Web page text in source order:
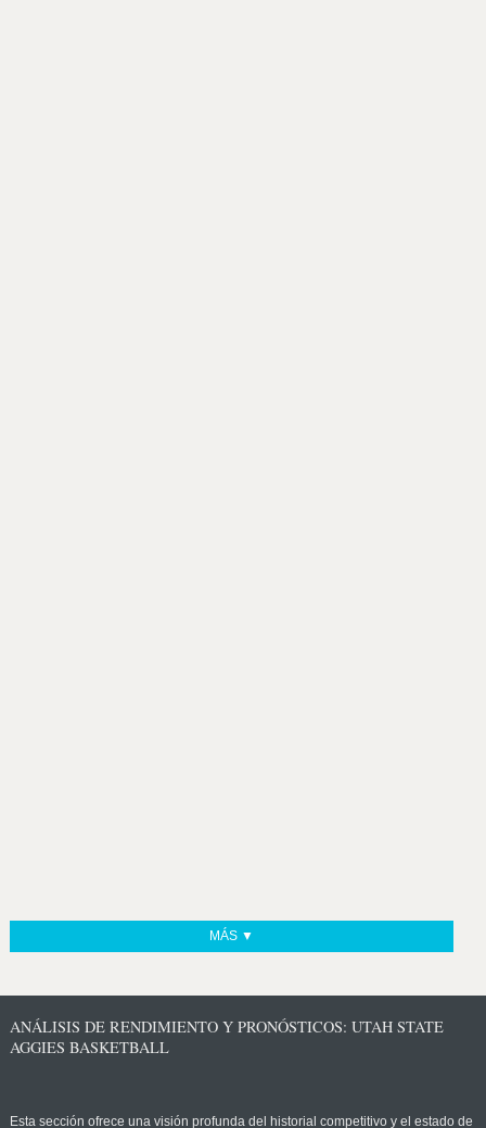
MÁS ▼
ANÁLISIS DE RENDIMIENTO Y PRONÓSTICOS: UTAH STATE
AGGIES BASKETBALL
Esta sección ofrece una visión profunda del historial competitivo y el estado de